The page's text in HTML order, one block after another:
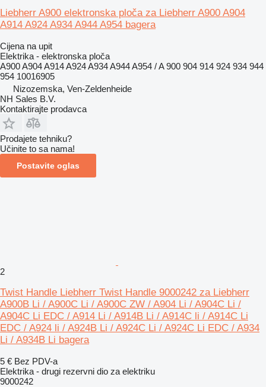
Liebherr A900 elektronska ploča za Liebherr A900 A904
A914 A924 A934 A944 A954 bagera
Cijena na upit
Elektrika - elektronska ploča
A900 A904 A914 A924 A934 A944 A954 / A 900 904 914 924 934 944
954 10016905
Nizozemska, Ven-Zeldenheide
NH Sales B.V.
Kontaktirajte prodavca
Prodajete tehniku?
Učinite to sa nama!
Postavite oglas
2
Twist Handle Liebherr Twist Handle 9000242 za Liebherr
A900B Li / A900C Li / A900C ZW / A904 Li / A904C Li /
A904C Li EDC / A914 Li / A914B Li / A914C li / A914C Li
EDC / A924 li / A924B Li / A924C Li / A924C Li EDC / A934
Li / A934B Li bagera
5 € Bez PDV-a
Elektrika - drugi rezervni dio za elektriku
9000242